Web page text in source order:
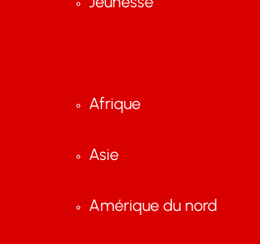
Afrique
Asie
Amérique du nord